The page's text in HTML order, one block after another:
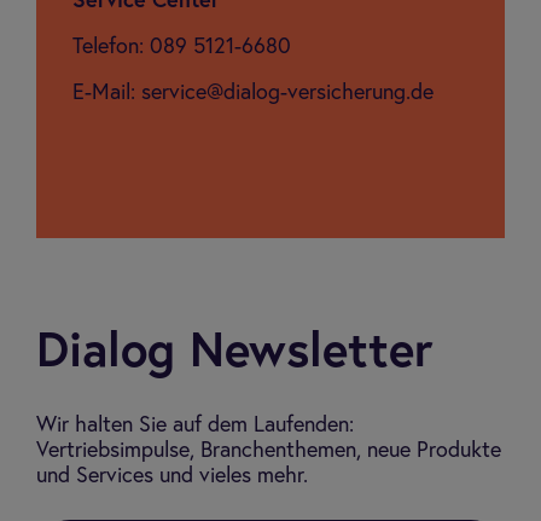
Telefon: 089 5121-6680
E-Mail: service@dialog-versicherung.de
Dialog Newsletter
Wir halten Sie auf dem Laufenden:
Vertriebsimpulse, Branchenthemen, neue Produkte
und Services und vieles mehr.